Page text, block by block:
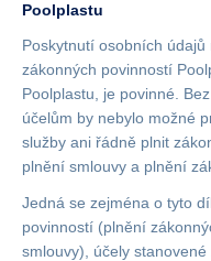
Poolplastu
Poskytnutí osobních
zákonných povinností
Poolplastu, je povinné.
účelům by nebylo možné
služby ani řádně plnit
plnění smlouvy a plnění
Jedná se zejména o tyto
povinností (plnění
smlouvy), účely